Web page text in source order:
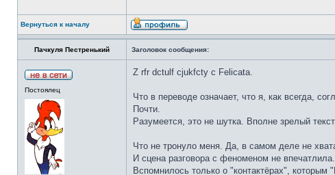
Вернуться к началу
Пачкуля Пестренький Заголовок сообщения:
Постоялец
Z rfr dctulf cjukfcty c Felicata.
Что в переводе означает, что я, как всегда,
Почти.
Разумеется, это не шутка. Вполне зрелый
Что не тронуло меня. Да, в самом деле не
И сцена разговора с феноменом не впечатлила.
Вспомнилось только о "контактёрах",